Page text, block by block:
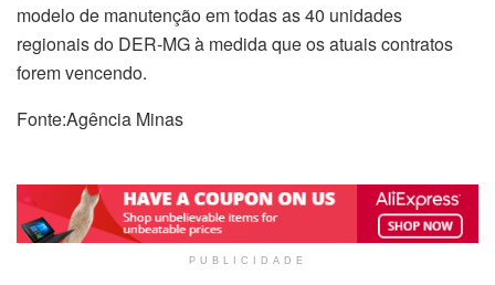
modelo de manutenção em todas as 40 unidades
regionais do DER-MG à medida que os atuais contratos
forem vencendo.
Fonte:Agência Minas
PUBLICIDADE